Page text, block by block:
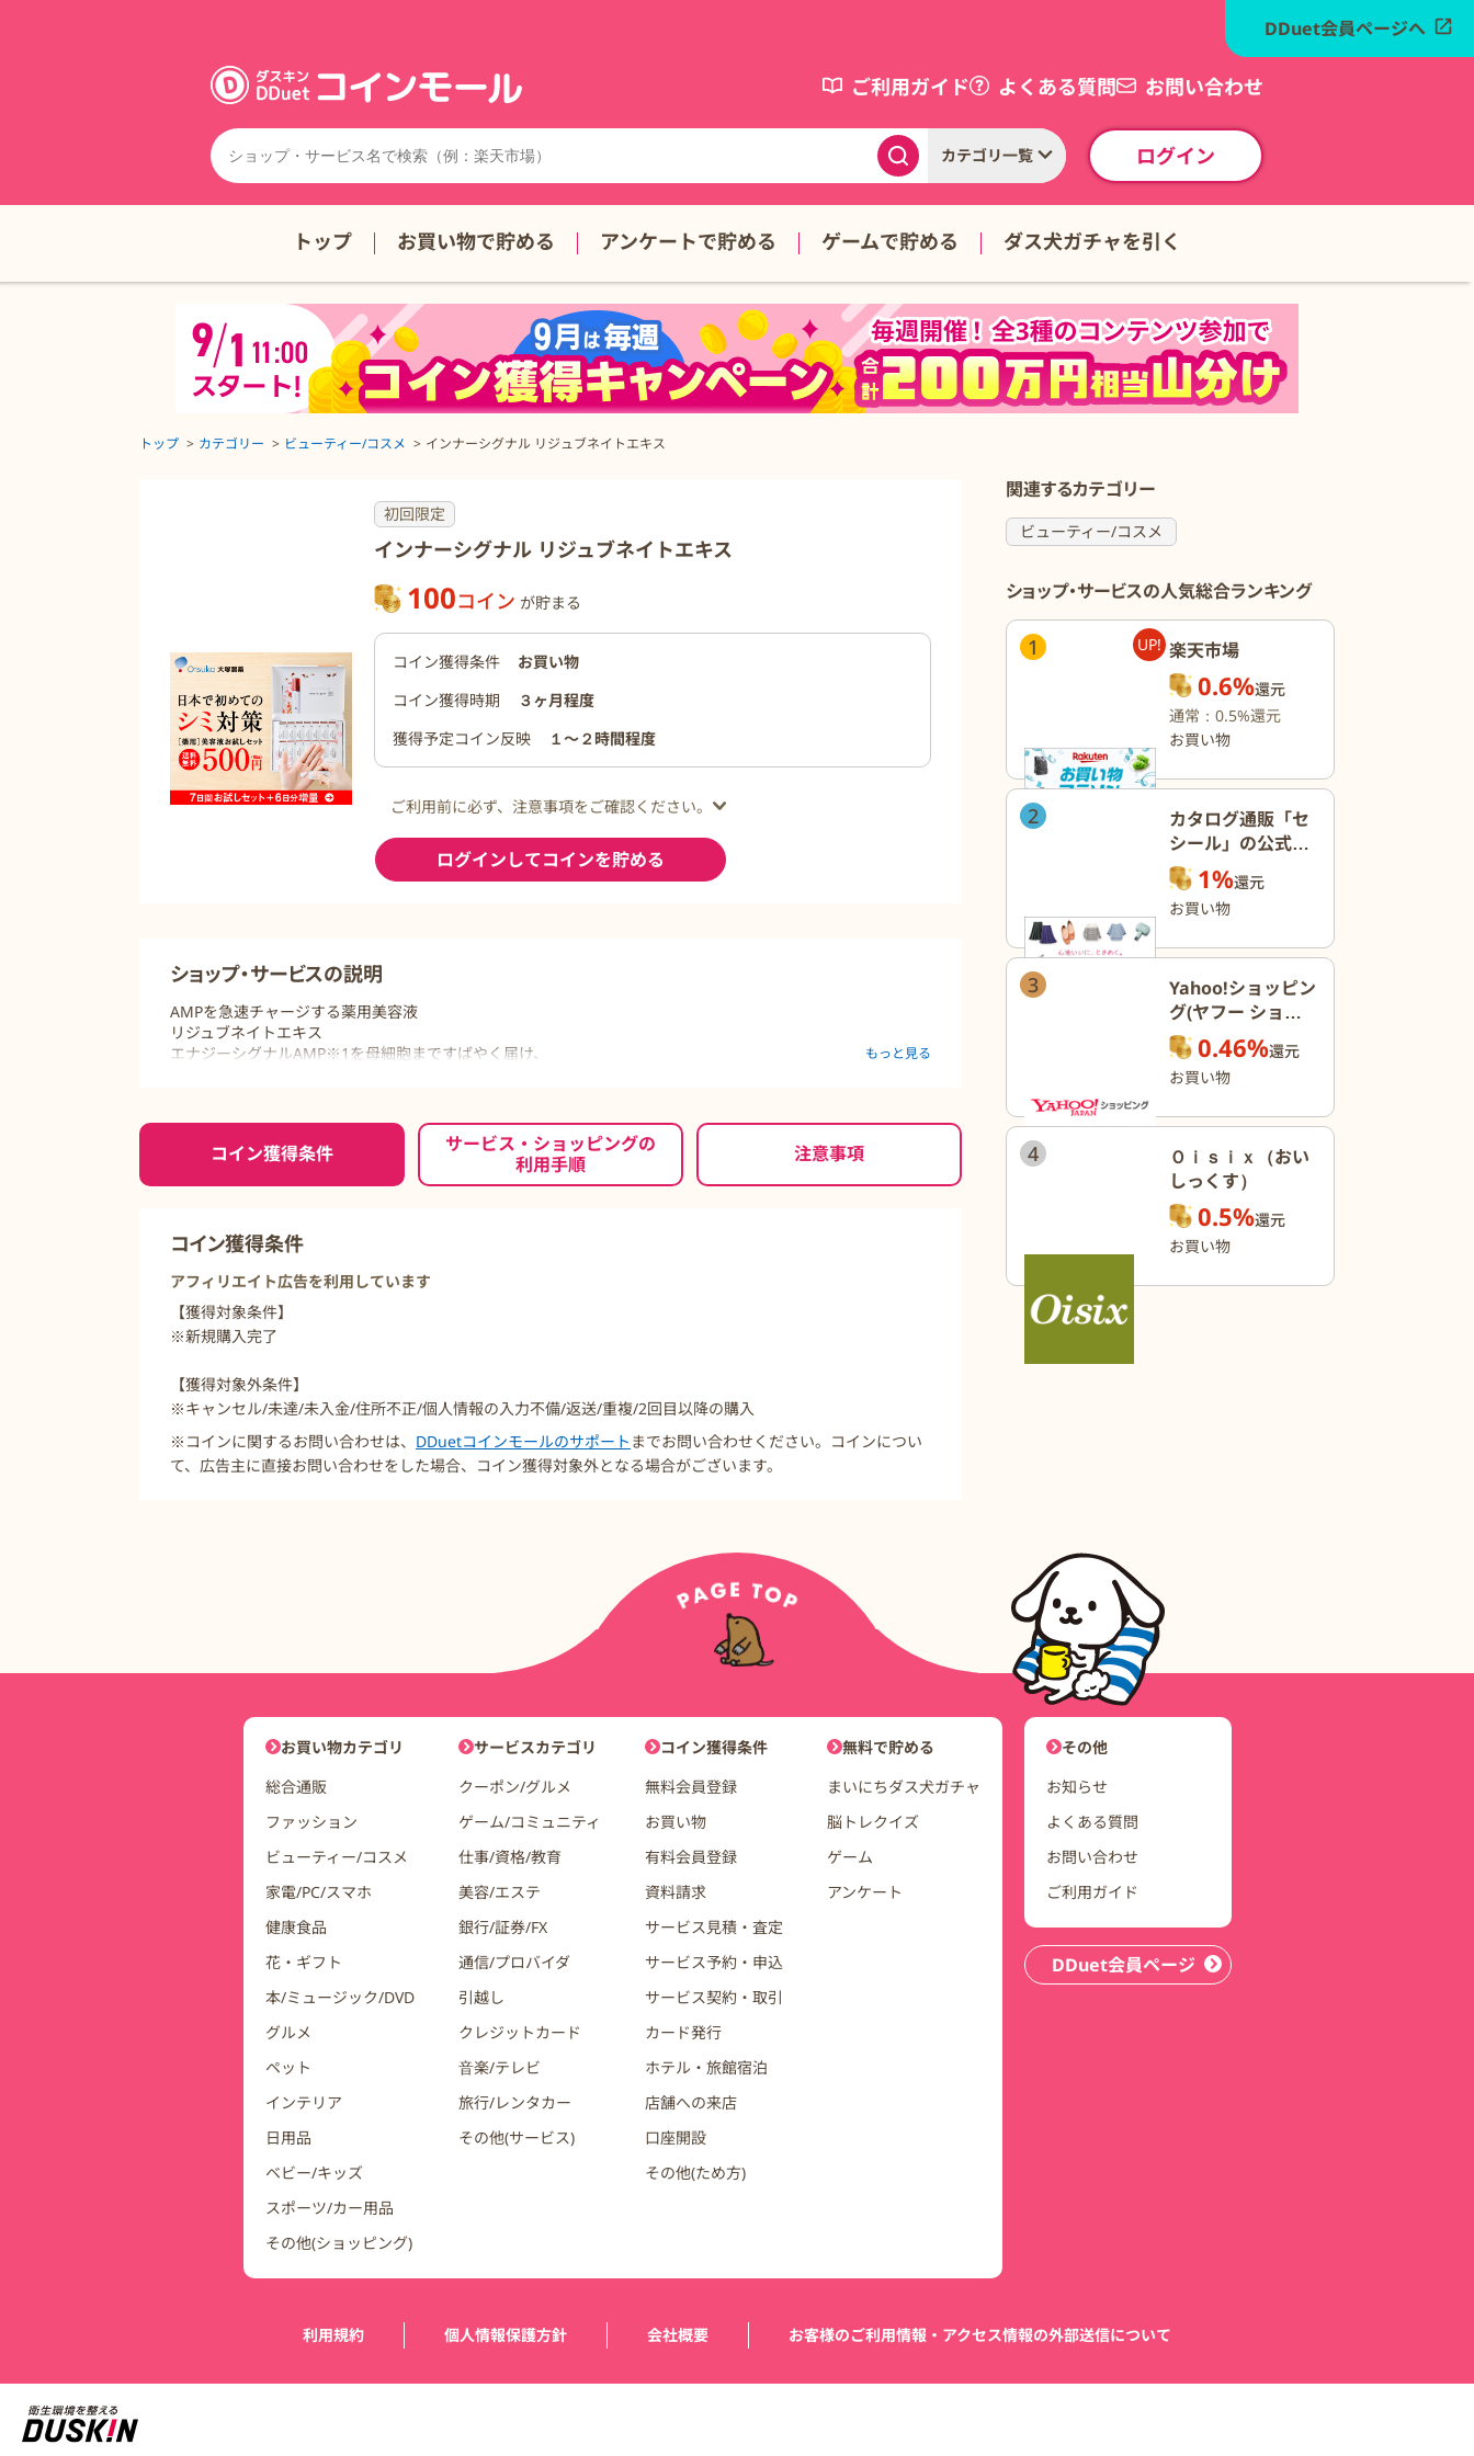
ご利用ガイド よくある質問 お問い合わせ
カテゴリ一覧 ログイン
DDuet会員ページへ
トップ お買い物で貯める アンケートで貯める ゲームで貯める ダス犬ガチャを引く
トップ カテゴリー ビューティー/コスメ インナーシグナル リジュブネイトエキス
初回限定
インナーシグナル リジュブネイトエキス
100コイン が貯まる
コイン獲得条件
お買い物
コイン獲得時期
３ヶ月程度
獲得予定コイン反映
１〜２時間程度
ご利用前に必ず、注意事項をご確認ください。
ログインしてコインを貯める
ショップ・サービスの説明
AMPを急速チャージする薬用美容液
リジュブネイトエキス
エナジーシグナルAMP※1を母細胞まですばやく届け、
乾燥による小ジワを目立たなく※3します。
※1 アデノシン一リン酸二ナトリウム OT
もっと見る
ご利用前に必ずお読みください
コイン獲得条件
サービス・ショッピングの
利用手順
注意事項
コイン獲得条件
アフィリエイト広告を利用しています
【獲得対象条件】
※新規購入完了
【獲得対象外条件】
※キャンセル/未達/未入金/住所不正/個人情報の入力不備/返送/重複/2回目以降の購入
※コインに関するお問い合わせは、 DDuetコインモールのサポート までお問い合わせください。コインについ
て、広告主に直接お問い合わせをした場合、コイン獲得対象外となる場合がございます。
関連するカテゴリー
ビューティー/コスメ
ショップ・サービスの人気総合ランキング
1 UP! 楽天市場
0.6%還元
通常：0.5%還元
お買い物
2
カタログ通販「セ
シール」の公式オ
ンラインショップ
1%還元
お買い物
3
Yahoo!ショッピン
グ(ヤフー ショッ
ピング)0.46%還元
お買い物
4
Ｏｉｓｉｘ（おい
しっくす）
0.5%還元
お買い物
DDuetコインモールナビゲーション
お買い物カテゴリ
総合通販
ファッション
ビューティー/コスメ
家電/PC/スマホ
健康食品
花・ギフト
本/ミュージック/DVD
グルメ
ペット
インテリア
日用品
ベビー/キッズ
スポーツ/カー用品
その他(ショッピング)
サービスカテゴリ
クーポン/グルメ
ゲーム/コミュニティ
仕事/資格/教育
美容/エステ
銀行/証券/FX
通信/プロバイダ
引越し
クレジットカード
音楽/テレビ
旅行/レンタカー
その他(サービス)
コイン獲得条件
無料会員登録
お買い物
有料会員登録
資料請求
サービス見積・査定
サービス予約・申込
サービス契約・取引
カード発行
ホテル・旅館宿泊
店舗への来店
口座開設
その他(ため方)
無料で貯める
まいにちダス犬ガチャ
脳トレクイズ
ゲーム
アンケート
ユーザーナビゲーション
その他
お知らせ
よくある質問
お問い合わせ
ご利用ガイド
DDuet会員ページ
利用規約 個人情報保護方針 会社概要 お客様のご利用情報・アクセス情報の外部送信について